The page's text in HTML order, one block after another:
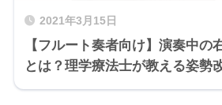
2021年3月15日
【フルート奏者向け】演奏中の
とは？理学療法士が教える姿勢